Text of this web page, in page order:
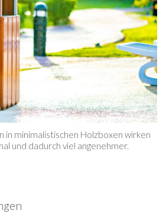
in minimalistischen Holzboxen wirken
und dadurch viel angenehmer.